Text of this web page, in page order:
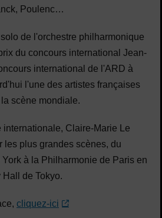
Poulenc…
de l'orchestre philharmonique
du concours international Jean-
international de l'ARD à
l'une des artistes françaises
scène mondiale.
internationale, Claire-Marie Le
les plus grandes scènes, du
à la Philharmonie de Paris en
de Tokyo.
cliquez-ici